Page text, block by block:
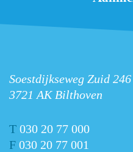
Soestdijkseweg Zuid 246
3721 AK Bilthoven
T 030 20 77 000
F 030 20 77 001